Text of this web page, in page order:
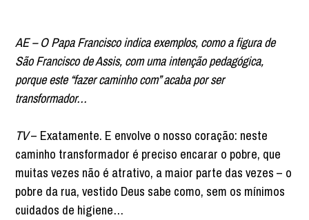
AE – O Papa Francisco indica exemplos, como a figura de
São Francisco de Assis, com uma intenção pedagógica,
porque este “fazer caminho com” acaba por ser
transformador…
TV– Exatamente. E envolve o nosso coração: neste
caminho transformador é preciso encarar o pobre, que
muitas vezes não é atrativo, a maior parte das vezes – o
pobre da rua, vestido Deus sabe como, sem os mínimos
cuidados de higiene…